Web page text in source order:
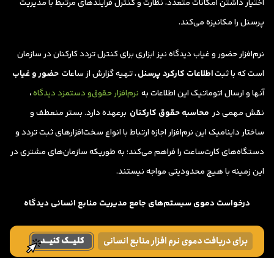
اختیار داشتن امکانات متعدد، نظارت و کنترل فرآیندهای مرتبط با مدیریت
پرسنل را مکانیزه می‌کند.
نرم‌افزار حضور و غیاب دیدگاه نیز ابزاری‌ برای کنترل تردد کارکنان در سازمان
است که با ثبتاطلاعات کارکرد پرسنل، تهیه گزارش از ساعات حضور و غیاب
آنها و ارسال اتوماتیک این اطلاعات به نرم‌افزار حقوق‌و دستمزد دیدگاه،
نقش مهمی در محاسبه حقوق کارکنان برعهده دارد. بستر منعطف و
ساختار داینامیک این نرم‌افزار اجازه ارتباط با انواع سخت‌افزارهای ثبت تردد و
دستگاه‌های کارت‌ساعت را فراهم می‌کند؛ به طوریکه سازمان‌های مشتری در
این زمینه با هیچ محدودیتی مواجه نیستند.
درخواست دموی سیستم‌های جامع مدیریت منابع انسانی دیدگاه